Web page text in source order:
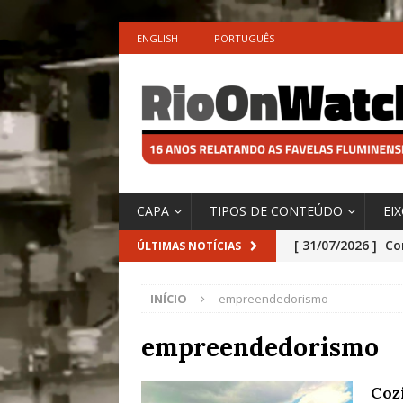
ENGLISH PORTUGUÊS
CAPA TIPOS DE CONTEÚDO
ÚLTIMAS NOTÍCIAS [ 31/07/2026 ]
[ 29/07/2026 ]
São o Cadinho
Especial do
INÍCIO empreendedorismo
empreendedorismo